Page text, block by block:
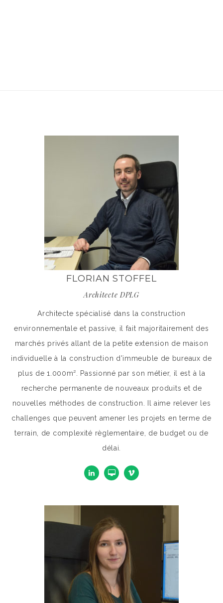
FLORIAN STOFFEL
Architecte DPLG
Architecte spécialisé dans la construction
environnementale et passive, il fait majoritairement des
marchés privés allant de la petite extension de maison
individuelle à la construction d'immeuble de bureaux de
plus de 1.000m². Passionné par son métier, il est à la
recherche permanente de nouveaux produits et de
nouvelles méthodes de construction. Il aime relever les
challenges que peuvent amener les projets en terme de
terrain, de complexité règlementaire, de budget ou de
délai.